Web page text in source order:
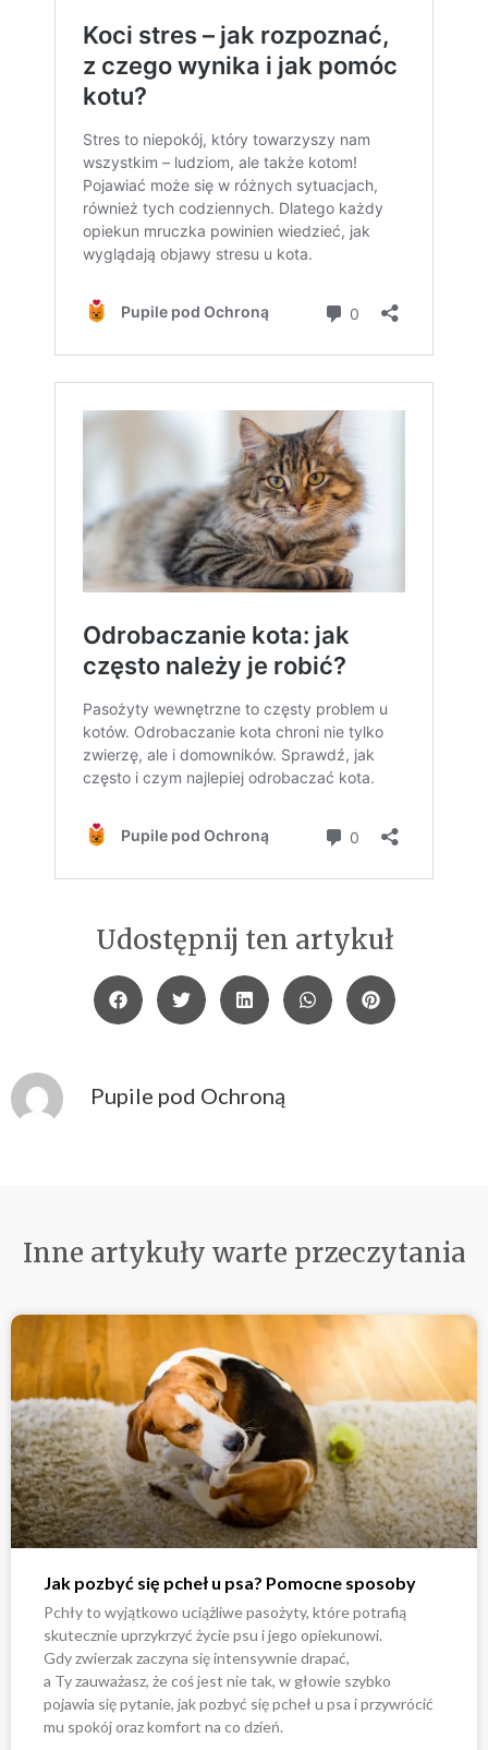
Udostępnij ten artykuł
Pupile pod Ochroną
Inne artykuły warte przeczytania
Jak pozbyć się pcheł u psa? Pomocne sposoby
Pchły to wyjątkowo uciążliwe pasożyty, które potrafią
skutecznie uprzykrzyć życie psu i jego opiekunowi.
Gdy zwierzak zaczyna się intensywnie drapać,
a Ty zauważasz, że coś jest nie tak, w głowie szybko
pojawia się pytanie, jak pozbyć się pcheł u psa i przywrócić
mu spokój oraz komfort na co dzień.